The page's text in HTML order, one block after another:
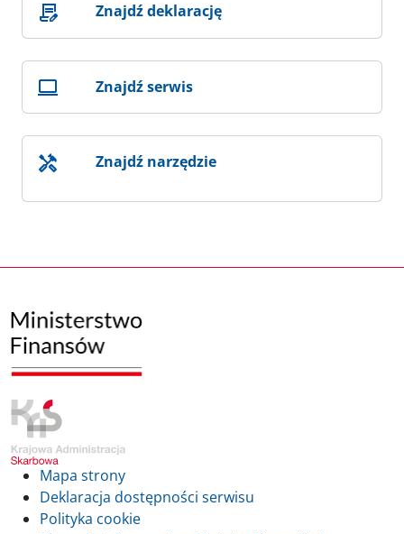
Znajdź deklarację
Znajdź serwis
Znajdź narzędzie
Mapa strony
Deklaracja dostępności serwisu
Polityka cookie